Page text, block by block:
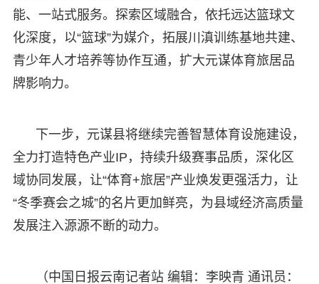
能、一站式服务。探索区域融合，依托远达篮球文
化深度，以“篮球”为媒介，拓展川滇训练基地共建、
青少年人才培养等协作互通，扩大元谋体育旅居品
牌影响力。
下一步，元谋县将继续完善智慧体育设施建设，
全力打造特色产业IP，持续升级赛事品质，深化区
域协同发展，让“体育+旅居”产业焕发更强活力，让
“冬季赛会之城”的名片更加鲜亮，为县域经济高质量
发展注入源源不断的动力。
（中国日报云南记者站 编辑：李映青 通讯员：